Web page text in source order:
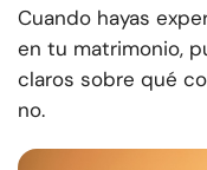
Cuando hayas
en tu matrimonio,
claros sobre qué
no.